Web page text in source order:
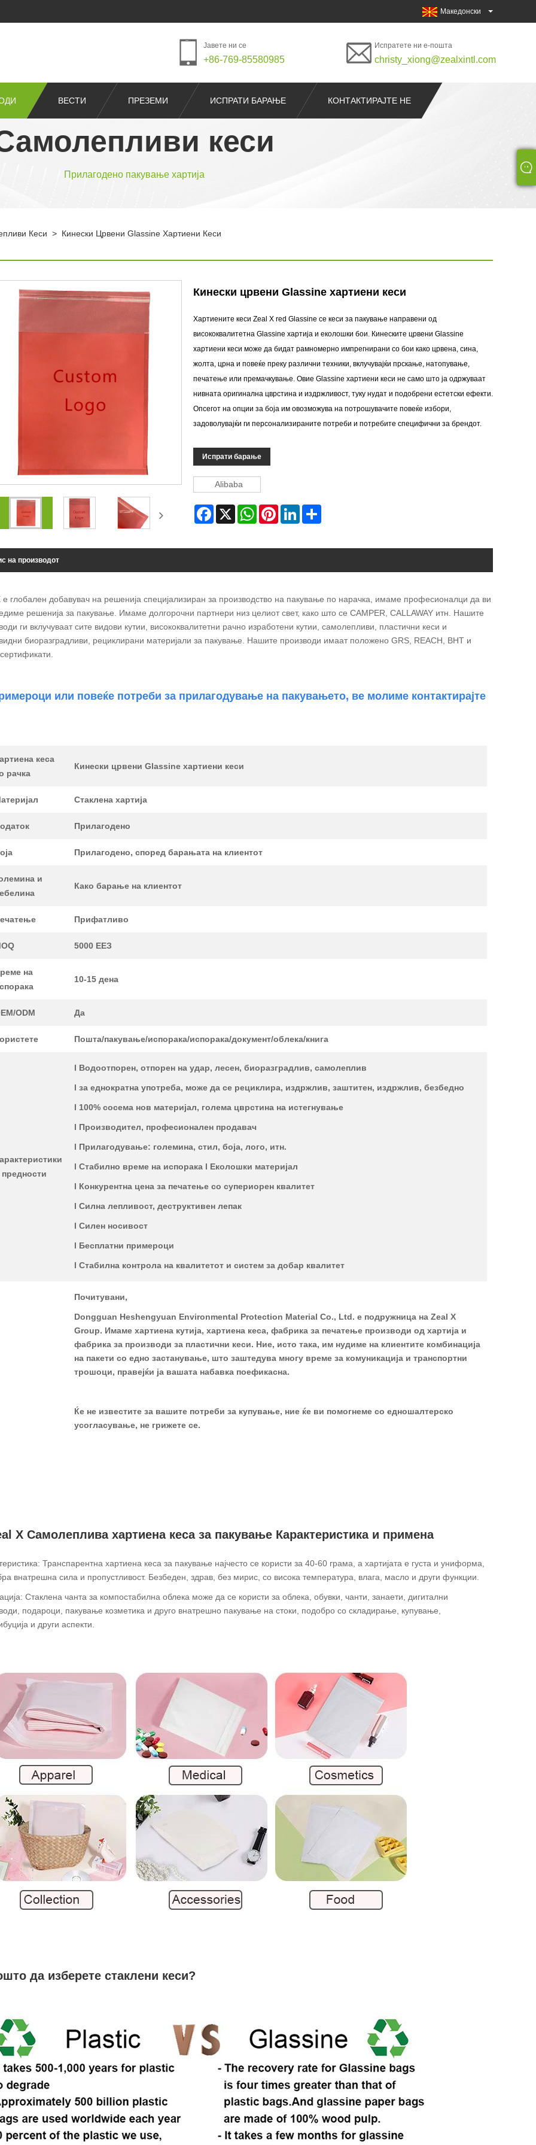
Македонски
Јавете ни се
+86-769-85580985
Испратете ни е-пошта
christy_xiong@zealxintl.com
ВЕСТИ ПРЕЗЕМИ ИСПРАТИ БАРАЊЕ КОНТАКТИРАЈТЕ НЕ
кеси
Прилагодено пакување хартија
Кеси > Кинески Црвени Glassine Хартиени Кеси
Кинески црвени Glassine хартиени кеси
Хартиените кеси Zeal X red Glassine се кеси за пакување направени од
висококвалитетна Glassine хартија и еколошки бои. Кинеските црвени Glassine
хартиени кеси може да бидат рамномерно импрегнирани со бои како црвена, сина,
жолта, црна и повеќе преку различни техники, вклучувајќи прскање, натопување,
печатење или премачкување. Овие Glassine хартиени кеси не само што ја одржуваат
нивната оригинална цврстина и издржливост, туку нудат и подобрени естетски ефекти.
Опсегот на опции за боја им овозможува на потрошувачите повеќе избори,
задоволувајќи ги персонализираните потреби и потребите специфични за брендот.
Испрати барање
Alibaba
Facebook WhatsAppPinterestLinkedIn
на производот
е глобален добавувач на решенија специјализиран за производство на пакување по нарачка, имаме професионалци да ви
решенија за пакување. Имаме долгорочни партнери низ целиот свет, како што се CAMPER, CALLAWAY итн. Нашите
ги вклучуваат сите видови кутии, висококвалитетни рачно изработени кутии, самолепливи, пластични кеси и
биоразградливи, рециклирани материјали за пакување. Нашите производи имаат положено GRS, REACH, BHT и
или повеќе потреби за прилагодување на пакувањето, ве молиме контактирајте
кеса
рачка
Кинески црвени Glassine хартиени кеси
Стаклена хартија
Прилагодено
Прилагодено, според барањата на клиентот
и
Како барање на клиентот
Прифатливо
5000 ЕЕЗ
на
10-15 дена
ODM Да
Пошта/пакување/испорака/испорака/документ/облека/книга
l Водоотпорен, отпорен на удар, лесен, биоразградлив, самолеплив
l за еднократна употреба, може да се рециклира, издржлив, заштитен, издржлив, безбедно
l 100% сосема нов материјал, голема цврстина на истегнување
l Производител, професионален продавач
l Прилагодување: големина, стил, боја, лого, итн.
l Стабилно време на испорака l Еколошки материјал
l Конкурентна цена за печатење со супериорен квалитет
l Силна лепливост, деструктивен лепак
l Силен носивост
l Бесплатни примероци
l Стабилна контрола на квалитетот и систем за добар квалитет
Почитувани,
Dongguan Heshengyuan Environmental Protection Material Co., Ltd. е подружница на Zeal X
Group. Имаме хартиена кутија, хартиена кеса, фабрика за печатење производи од хартија и
фабрика за производи за пластични кеси. Ние, исто така, им нудиме на клиентите комбинација
на пакети со едно застанување, што заштедува многу време за комуникација и транспортни
трошоци, правејќи ја вашата набавка поефикасна.
Ќе не известите за вашите потреби за купување, ние ќе ви помогнеме со едношалтерско
усогласување, не грижете се.
X Самолеплива хартиена кеса за пакување Карактеристика и примена
Транспарентна хартиена кеса за пакување најчесто се користи за 40-60 грама, а хартијата е густа и униформа,
внатрешна сила и пропустливост. Безбеден, здрав, без мирис, со висока температура, влага, масло и други функции.
Стаклена чанта за компостабилна облека може да се користи за облека, обувки, чанти, занаети, дигитални
подароци, пакување козметика и друго внатрешно пакување на стоки, подобро со складирање, купување,
и други аспекти.
да изберете стаклени кеси?